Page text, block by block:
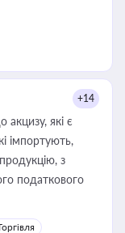
+14
які є
імпортують,
з
податкового